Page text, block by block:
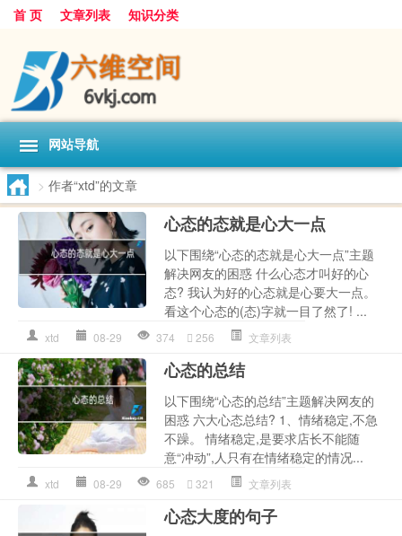
首 页 文章列表 知识分类
网站导航
> 作者“xtd”的文章
心态的态就是心大一点
以下围绕“心态的态就是心大一点”主题
解决网友的困惑 什么心态才叫好的心
态? 我认为好的心态就是心要大一点。
看这个心态的(态)字就一目了然了! ...
xtd 08-29 374 256 文章列表
心态的总结
以下围绕“心态的总结”主题解决网友的
困惑 六大心态总结? 1、情绪稳定,不急
不躁。 情绪稳定,是要求店长不能随
意“冲动”,人只有在情绪稳定的情况...
xtd 08-29 685 321 文章列表
心态大度的句子